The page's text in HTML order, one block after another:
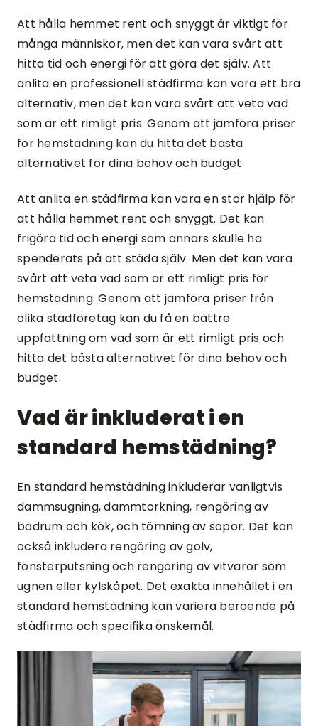
Att hålla hemmet rent och snyggt är viktigt för
många människor, men det kan vara svårt att
hitta tid och energi för att göra det själv. Att
anlita en professionell städfirma kan vara ett bra
alternativ, men det kan vara svårt att veta vad
som är ett rimligt pris. Genom att jämföra priser
för hemstädning kan du hitta det bästa
alternativet för dina behov och budget.
Att anlita en städfirma kan vara en stor hjälp för
att hålla hemmet rent och snyggt. Det kan
frigöra tid och energi som annars skulle ha
spenderats på att städa själv. Men det kan vara
svårt att veta vad som är ett rimligt pris för
hemstädning. Genom att jämföra priser från
olika städföretag kan du få en bättre
uppfattning om vad som är ett rimligt pris och
hitta det bästa alternativet för dina behov och
budget.
Vad är inkluderat i en
standard hemstädning?
En standard hemstädning inkluderar vanligtvis
dammsugning, dammtorkning, rengöring av
badrum och kök, och tömning av sopor. Det kan
också inkludera rengöring av golv,
fönsterputsning och rengöring av vitvaror som
ugnen eller kylskåpet. Det exakta innehållet i en
standard hemstädning kan variera beroende på
städfirma och specifika önskemål.